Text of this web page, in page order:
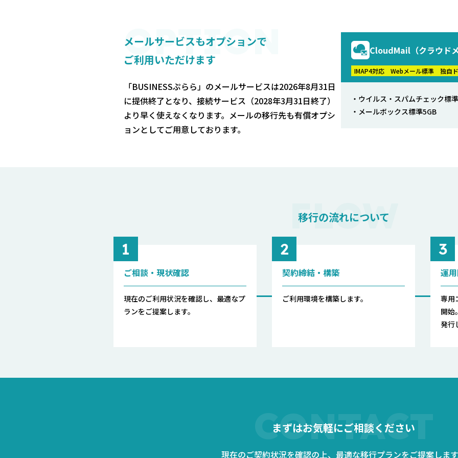
メールサービスもオプションで
ご利用いただけます
OPTION
「BUSINESSぷらら」のメールサービスは2026年8月31日
に提供終了となり、接続サービス（2028年3月31日終了）
より早く使えなくなります。メールの移行先も有償オプシ
ョンとしてご用意しております。
CloudMail（クラウドメ
IMAP4対応 Webメール標準 独自
・ウイルス・スパムチェック標
・メールボックス標準5GB
移行の流れについて
FLOW
1
ご相談・現状確認
現在のご利用状況を確認し、最適なプ
ランをご提案します。
2
契約締結・構築
ご利用環境を構築します。
3
運
専用
開始
発行
まずはお気軽にご相談ください
CONTACT
現在のご契約状況を確認の上、最適な移行プランをご提案します